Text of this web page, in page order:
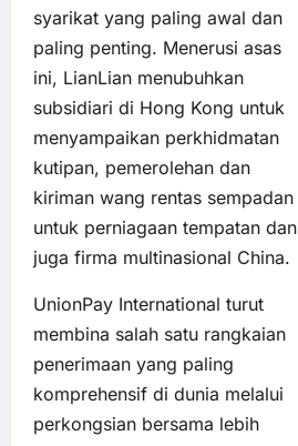
syarikat yang paling awal dan
paling penting. Menerusi asas
ini, LianLian menubuhkan
subsidiari di Hong Kong untuk
menyampaikan perkhidmatan
kutipan, pemerolehan dan
kiriman wang rentas sempadan
untuk perniagaan tempatan dan
juga firma multinasional China.
UnionPay International turut
membina salah satu rangkaian
penerimaan yang paling
komprehensif di dunia melalui
perkongsian bersama lebih